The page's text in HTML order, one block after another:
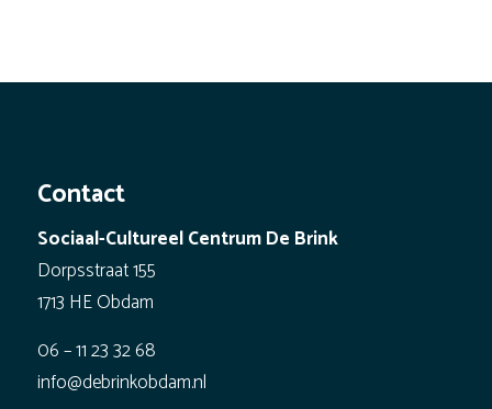
Contact
Sociaal-Cultureel Centrum De Brink
Dorpsstraat 155
1713 HE Obdam
06 – 11 23 32 68
info@debrinkobdam.nl